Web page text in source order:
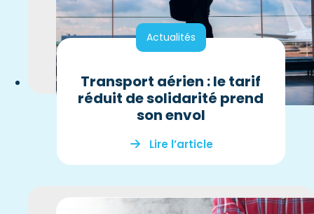
Actualités
Transport aérien : le tarif
réduit de solidarité prend
son envol
Lire l’article